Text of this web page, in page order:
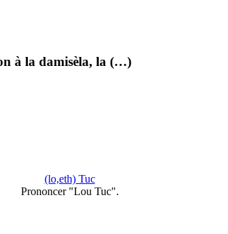
à la damisèla, la (…)
(lo,eth) Tuc
Prononcer "Lou Tuc".